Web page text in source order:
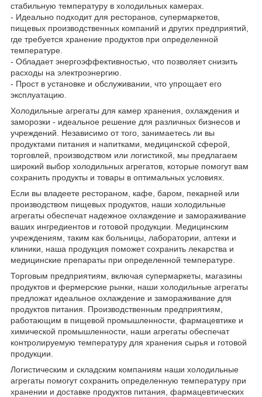
стабильную температуру в холодильных камерах.
- Идеально подходит для ресторанов, супермаркетов,
пищевых производственных компаний и других предприятий,
где требуется хранение продуктов при определенной
температуре.
- Обладает энергоэффективностью, что позволяет снизить
расходы на электроэнергию.
- Прост в установке и обслуживании, что упрощает его
эксплуатацию.
Холодильные агрегаты для камер хранения, охлаждения и
заморозки - идеальное решение для различных бизнесов и
учреждений. Независимо от того, занимаетесь ли вы
продуктами питания и напитками, медицинской сферой,
торговлей, производством или логистикой, мы предлагаем
широкий выбор холодильных агрегатов, которые помогут вам
сохранить продукты и товары в оптимальных условиях.
Если вы владеете рестораном, кафе, баром, пекарней или
производством пищевых продуктов, наши холодильные
агрегаты обеспечат надежное охлаждение и замораживание
ваших ингредиентов и готовой продукции. Медицинским
учреждениям, таким как больницы, лаборатории, аптеки и
клиники, наша продукция поможет сохранить лекарства и
медицинские препараты при определенной температуре.
Торговым предприятиям, включая супермаркеты, магазины
продуктов и фермерские рынки, наши холодильные агрегаты
предложат идеальное охлаждение и замораживание для
продуктов питания. Производственным предприятиям,
работающим в пищевой промышленности, фармацевтике и
химической промышленности, наши агрегаты обеспечат
контролируемую температуру для хранения сырья и готовой
продукции.
Логистическим и складским компаниям наши холодильные
агрегаты помогут сохранить определенную температуру при
хранении и доставке продуктов питания, фармацевтических